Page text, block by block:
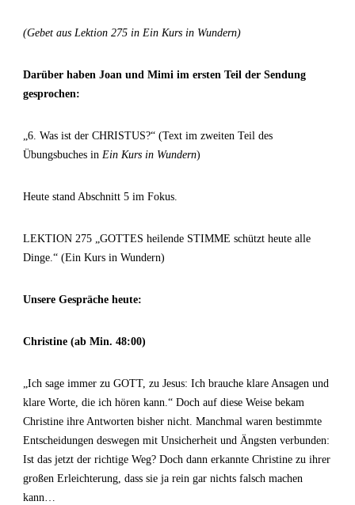
(Gebet aus Lektion 275 in Ein Kurs in Wundern)
Darüber haben Joan und Mimi im ersten Teil der Sendung
gesprochen:
„6. Was ist der CHRISTUS?“ (Text im zweiten Teil des
Übungsbuches in Ein Kurs in Wundern)
Heute stand Abschnitt 5 im Fokus.
LEKTION 275 „GOTTES heilende STIMME schützt heute alle
Dinge.“ (Ein Kurs in Wundern)
Unsere Gespräche heute:
Christine (ab Min. 48:00)
„Ich sage immer zu GOTT, zu Jesus: Ich brauche klare Ansagen und
klare Worte, die ich hören kann.“ Doch auf diese Weise bekam
Christine ihre Antworten bisher nicht. Manchmal waren bestimmte
Entscheidungen deswegen mit Unsicherheit und Ängsten verbunden:
Ist das jetzt der richtige Weg? Doch dann erkannte Christine zu ihrer
großen Erleichterung, dass sie ja rein gar nichts falsch machen
kann…